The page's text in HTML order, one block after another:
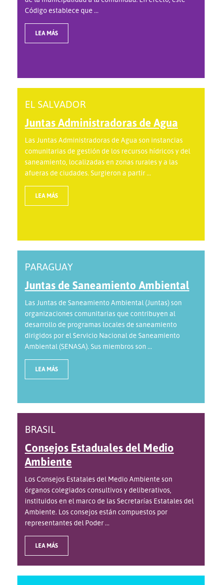
Código establece que ...
LEA MÁS
EL SALVADOR
Juntas Administradoras de Agua
Las Juntas Administradoras de Agua son instancias
comunitarias de gestión de los recursos hídricos y del
saneamiento, localizadas en zonas rurales y a las
afueras de ciudades. Surgieron a partir ...
LEA MÁS
PARAGUAY
Juntas de Saneamiento Ambiental
Las Juntas de Saneamiento Ambiental (Juntas) son
organizaciones comunitarias que contribuyen al
desarrollo de programas locales de saneamiento
dirigidos por el Servicio Nacional de Saneamiento
Ambiental (SENASA). Sus miembros son ...
LEA MÁS
BRASIL
Consejos Estaduales del Medio
Ambiente
Los Consejos Estatales del Medio Ambiente son
órganos colegiados consultivos y deliberativos,
instituidos en el marco de las Secretarías Estatales del
Ambiente. Los consejos están compuestos por
representantes del Poder ...
LEA MÁS